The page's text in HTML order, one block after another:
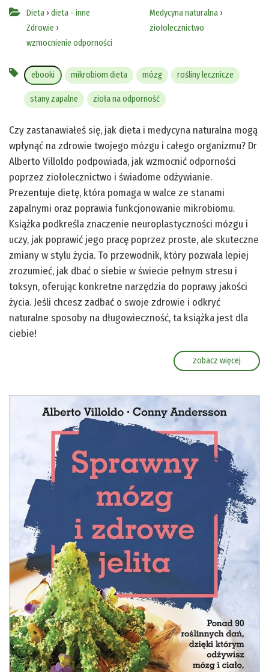
Dieta › dieta - inne
Zdrowie ›
wzmocnienie odporności
Medycyna naturalna›
ziołolecznictwo
ebooki mikrobiom dieta mózg rośliny lecznicze
stany zapalne zioła na odporność
Czy zastanawiałeś się, jak dieta i medycyna naturalna mogą
wpłynąć na zdrowie twojego mózgu i całego organizmu? Dr
Alberto Villoldo podpowiada, jak wzmocnić odporności
poprzez ziołolecznictwo i świadome odżywianie.
Prezentuje dietę, która pomaga w walce ze stanami
zapalnymi oraz poprawia funkcjonowanie mikrobiomu.
Książka podkreśla znaczenie neuroplastyczności mózgu i
uczy, jak poprawić jego pracę poprzez proste, ale skuteczne
zmiany w stylu życia. To przewodnik, który pozwala lepiej
zrozumieć, jak dbać o siebie w świecie pełnym stresu i
toksyn, oferując konkretne narzędzia do poprawy jakości
życia. Jeśli chcesz zadbać o swoje zdrowie i odkryć
naturalne sposoby na długowieczność, ta książka jest dla
ciebie!
zobacz więcej